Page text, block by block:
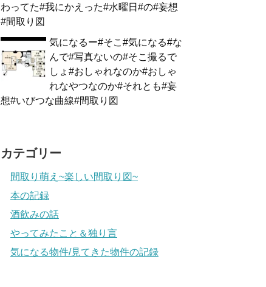
わってた#我にかえった#水曜日#の#妄想
#間取り図
気になるー#そこ#気になる#な
んで#写真ないの#そこ撮るで
しょ#おしゃれなのか#おしゃ
れなやつなのか#それとも#妄
想#いびつな曲線#間取り図
カテゴリー
間取り萌え~楽しい間取り図~
本の記録
酒飲みの話
やってみたこと＆独り言
気になる物件/見てきた物件の記録